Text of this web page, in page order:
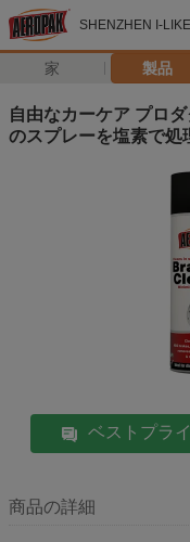
SHENZHEN I-
家 製品
自由なカーケア プロ
のスプレーを塩素で処
ベストプラ
商品の詳細